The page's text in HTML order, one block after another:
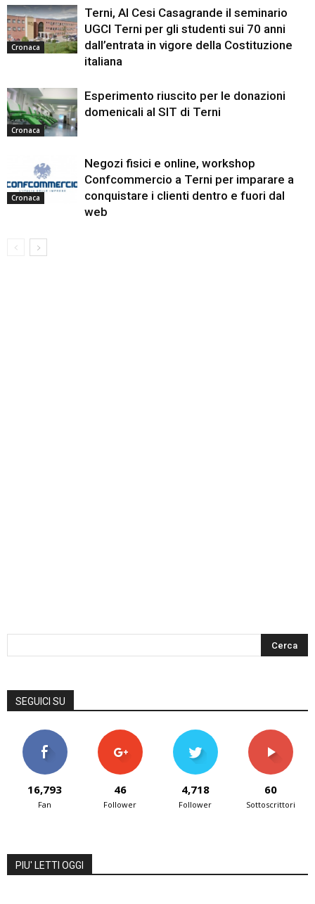
Cronaca
Terni, Al Cesi Casagrande il seminario
UGCI Terni per gli studenti sui 70 anni
dall’entrata in vigore della Costituzione
italiana
Cronaca
Esperimento riuscito per le donazioni
domenicali al SIT di Terni
Cronaca
Negozi fisici e online, workshop
Confcommercio a Terni per imparare a
conquistare i clienti dentro e fuori dal
web
SEGUICI SU
16,793
Fan
46
Follower
4,718
Follower
60
Sottoscrittori
PIU' LETTI OGGI